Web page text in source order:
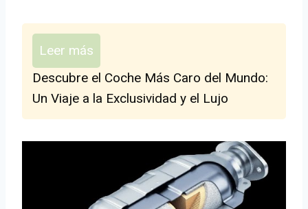
Leer más
Descubre el Coche Más Caro del Mundo:
Un Viaje a la Exclusividad y el Lujo